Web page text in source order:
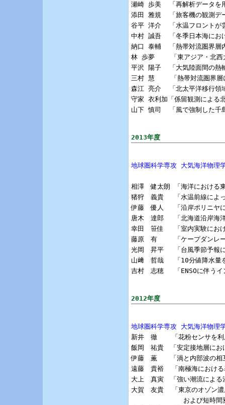
瀬崎 歩美  「再解析データを
添田 雅規  「旅客機の観測デ
谷平 洋介  「水温フロントが
中村 誠吾  「冬季日本海にお
納口 泰輔  「熱帯対流圏界層
林 歩夢    「東アジア・北西
平沢 陽子  「大気陸面間の熱
三村 慧    「熱帯対流圏界層
森江 亮介  「北太平洋移行領
守家 衣利加「係留観測による
山下 慎司  「風で強制した千
2013年度
地球圏科学専攻 大気海洋物理
相澤　健太朗 「海洋における
猪狩　義貴 　「水温前線によ
伊藤　優人 　「沿岸ポリニヤ
唐木　達郎 　「北海道沿岸海
幸田　笹佳 　「室内実験に
藤原　有 　　「ケープダンレ
光岡　昇平 　「台風季節予報
山﨑　哲哉 　「10分値降水量
吉村　志穂 　「ENSOに伴う
2012年度
地球圏科学専攻 大気海洋物理
新井　徹  　「花粉センサを
飯岡　祐貴　「安定接地層に
伊藤　薫　　「渦と内部波の相
遠藤　貴裕  「南極海における
大上　真寅　「強い潮流によ
大賀　友貴  「東京のオゾン
および短時間